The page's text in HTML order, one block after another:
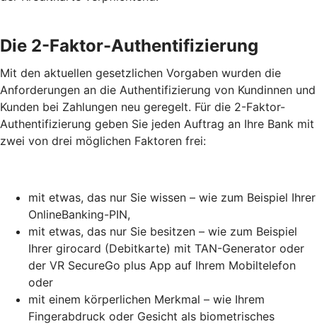
Die 2-Faktor-Authentifizierung
Mit den aktuellen gesetzlichen Vorgaben wurden die
Anforderungen an die Authentifizierung von Kundinnen und
Kunden bei Zahlungen neu geregelt. Für die 2-Faktor-
Authentifizierung geben Sie jeden Auftrag an Ihre Bank mit
zwei von drei möglichen Faktoren frei:
mit etwas, das nur Sie wissen – wie zum Beispiel Ihrer
OnlineBanking-PIN,
mit etwas, das nur Sie besitzen – wie zum Beispiel
Ihrer girocard (Debitkarte) mit TAN-Generator oder
der VR SecureGo plus App auf Ihrem Mobiltelefon
oder
mit einem körperlichen Merkmal – wie Ihrem
Fingerabdruck oder Gesicht als biometrisches